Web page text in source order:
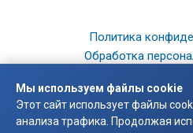
Политика
Обработка
мотор-
© 2003 —
Мы используем файлы cookie
Этот сайт использует файлы
анализа трафика. Продолжая